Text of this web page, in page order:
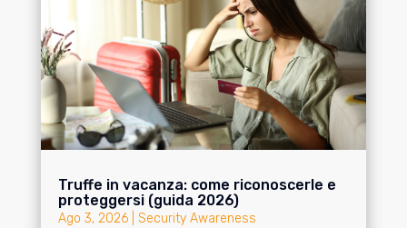
Truffe in vacanza: come riconoscerle e
proteggersi (guida 2026)
Ago 3, 2026| Security Awareness